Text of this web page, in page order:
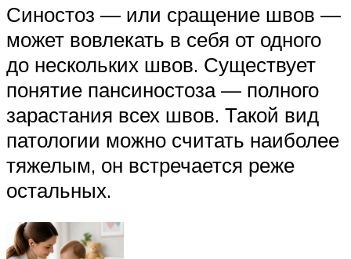
Синостоз — или сращение швов —
может вовлекать в себя от одного
до нескольких швов. Существует
понятие пансиностоза — полного
зарастания всех швов. Такой вид
патологии можно считать наиболее
тяжелым, он встречается реже
остальных.